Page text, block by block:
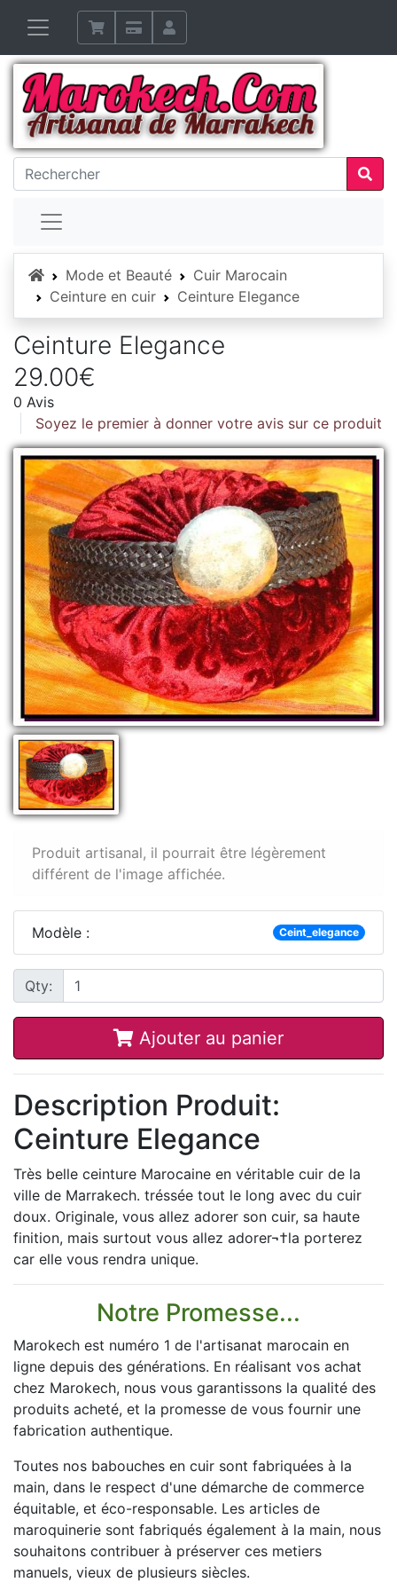
AccueilMode et Beauté
Cuir Marocain
Ceinture en cuir
Ceinture Elegance
Ceinture Elegance
29.00€
0 Avis
Soyez le premier à donner votre avis sur ce produit
Produit artisanal, il pourrait être légèrement
différent de l'image affichée.
Modèle : Ceint_elegance
Qty:
Ajouter au panier
Description Produit:
Ceinture Elegance
Très belle ceinture Marocaine en véritable cuir de la
ville de Marrakech. tréssée tout le long avec du cuir
doux. Originale, vous allez adorer son cuir, sa haute
finition, mais surtout vous allez adorer¬†la porterez
car elle vous rendra unique.
Notre Promesse...
Marokech est numéro 1 de l'artisanat marocain en
ligne depuis des générations. En réalisant vos achat
chez Marokech, nous vous garantissons la qualité des
produits acheté, et la promesse de vous fournir une
fabrication authentique.
Toutes nos babouches en cuir sont fabriquées à la
main, dans le respect d'une démarche de commerce
équitable, et éco-responsable. Les articles de
maroquinerie sont fabriqués également à la main, nous
souhaitons contribuer à préserver ces metiers
manuels, vieux de plusieurs siècles.